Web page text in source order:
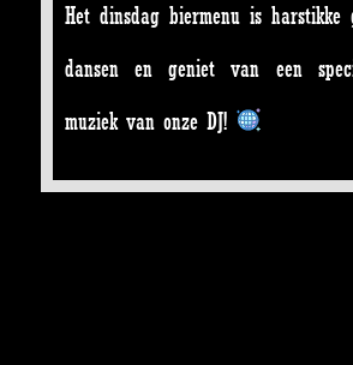
Het dinsdag biermenu is harstikke
dansen en geniet van een
muziek van onze DJ!